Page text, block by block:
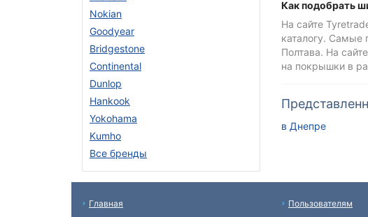
Как подобрать
На сайте
каталогу. Самые
Полтава. На
на покрышки в
в Днепре
Nokian
Goodyear
Bridgestone
Continental
Dunlop
Hankook
Yokohama
Kumho
Все бренды
Главная Пользователям